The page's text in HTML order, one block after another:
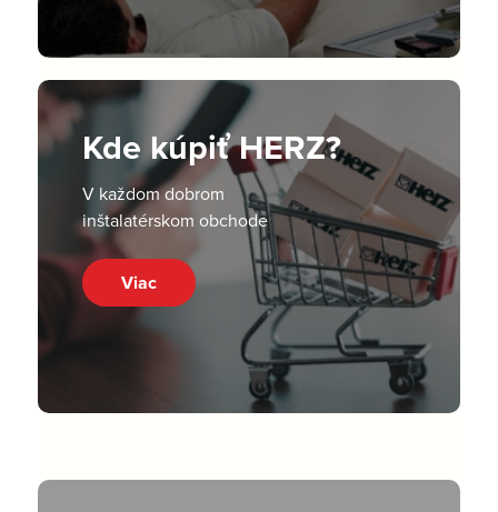
Kde kúpiť HERZ?
V každom dobrom
inštalatérskom obchode
Viac